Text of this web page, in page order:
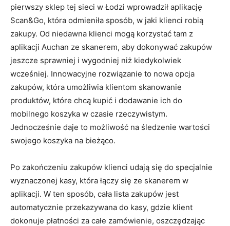
pierwszy sklep tej sieci w Łodzi wprowadził aplikację
Scan&Go, która odmieniła sposób, w jaki klienci robią
zakupy. Od niedawna klienci mogą korzystać tam z
aplikacji Auchan ze skanerem, aby dokonywać zakupów
jeszcze sprawniej i wygodniej niż kiedykolwiek
wcześniej. Innowacyjne rozwiązanie to nowa opcja
zakupów, która umożliwia klientom skanowanie
produktów, które chcą kupić i dodawanie ich do
mobilnego koszyka w czasie rzeczywistym.
Jednocześnie daje to możliwość na śledzenie wartości
swojego koszyka na bieżąco.
Po zakończeniu zakupów klienci udają się do specjalnie
wyznaczonej kasy, która łączy się ze skanerem w
aplikacji. W ten sposób, cała lista zakupów jest
automatycznie przekazywana do kasy, gdzie klient
dokonuje płatności za całe zamówienie, oszczędzając